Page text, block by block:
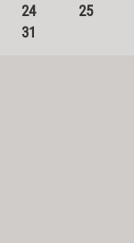
24
25
31